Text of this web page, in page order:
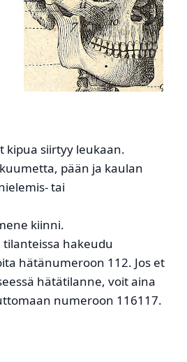
kipua siirtyy leukaan.
pään ja kaulan
tai
kiinni.
hakeudu
hätänumeroon 112. Jos et
hätätilanne, voit aina
numeroon 116117.